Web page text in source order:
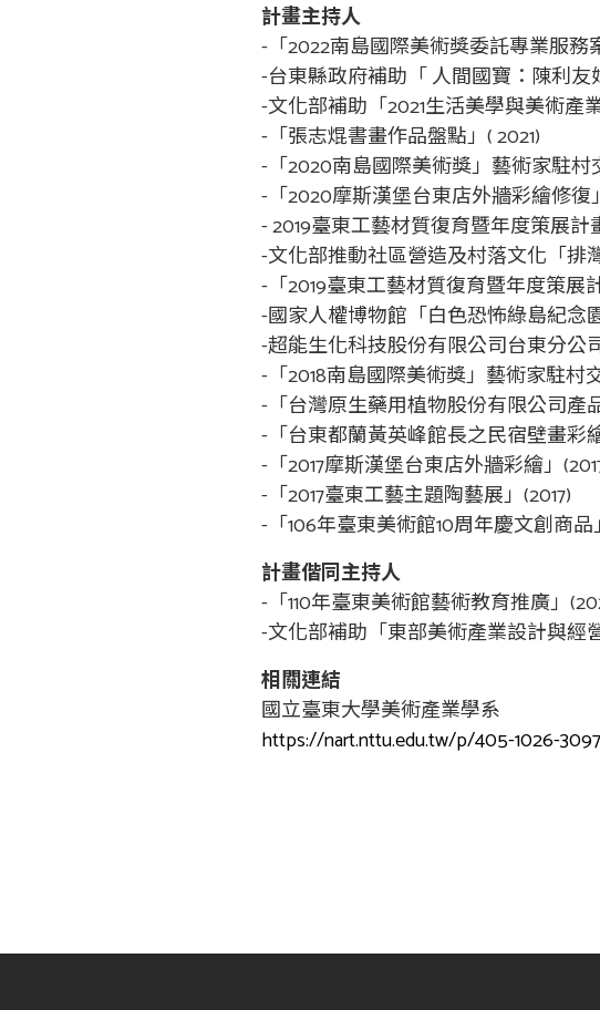
計畫主持人
-「2022南島國際美術獎委託專業服務
-台東縣政府補助「 人間國寶：陳利友
-文化部補助「2021生活美學與美術產
-「張志焜書畫作品盤點」( 2021)
-「2020南島國際美術獎」藝術家駐村
-「2020摩斯漢堡台東店外牆彩繪修復
- 2019臺東工藝材質復育暨年度策展計
-文化部推動社區營造及村落文化「排
-「2019臺東工藝材質復育暨年度策展
-國家人權博物館「白色恐怖綠島紀念
-超能生化科技股份有限公司台東分公
-「2018南島國際美術獎」藝術家駐村
-「台灣原生藥用植物股份有限公司產
-「台東都蘭黃英峰館長之民宿壁畫彩
-「2017摩斯漢堡台東店外牆彩繪」
-「2017臺東工藝主題陶藝展」(2017)
-「106年臺東美術館10周年慶文創商品
計畫偕同主持人
-「110年臺東美術館藝術教育推廣」
-文化部補助「東部美術產業設計與經
相關連結
國立臺東大學美術產業學系
https://nart.nttu.edu.tw/p/405-1026-